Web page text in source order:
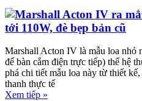
Marshall Acton IV ra
tới 110W, đè bẹp bản cũ
Marshall Acton IV là mẫu loa nhỏ
để bàn cắm điện trực tiếp) thế hệ
phá chi tiết mẫu loa này từ thiết
thanh thực tế
Xem tiếp »